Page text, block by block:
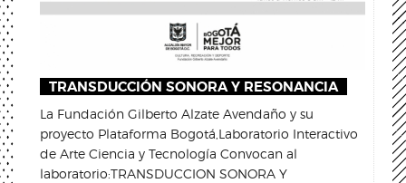
TRANSDUCCIÓN SONORA Y RESONANCIA
La Fundación Gilberto Alzate Avendaño y su
proyecto Plataforma Bogotá,Laboratorio Interactivo
de Arte Ciencia y Tecnología Convocan al
laboratorio:TRANSDUCCION SONORA Y